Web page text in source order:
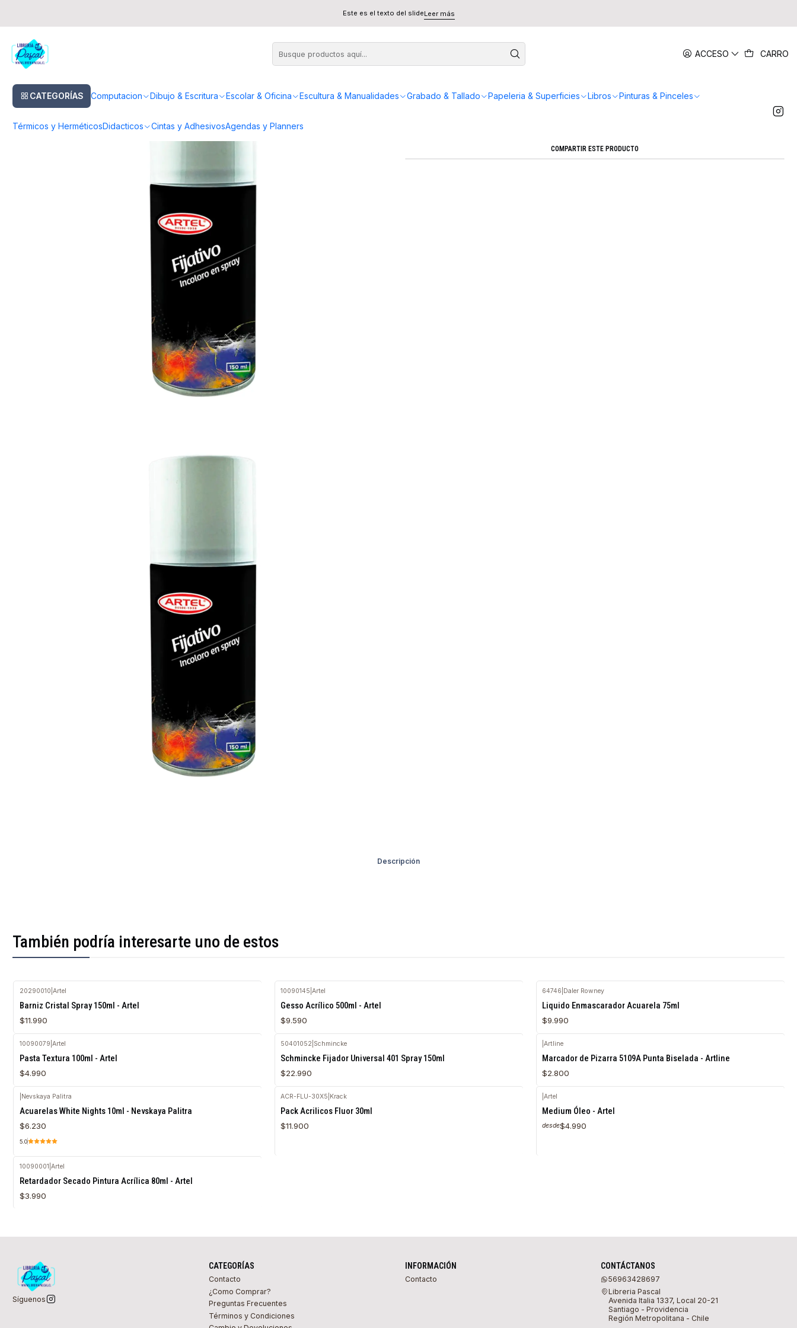
ACCESO CARRO
CATEGORÍAS Computacion Dibujo & Escritura Escolar & Oficina Escultura & Manualidades Grabado & Tallado Papeleria & Superficies Libros Pinturas & Pinceles
Térmicos y HerméticosDidacticos Cintas y AdhesivosAgendas y Planners
Este es el texto del slideLeer más
Fijativo Incoloro Spray 150ml - Artel
Agregar a la lista de favoritos
COMPARTIR ESTE PRODUCTO
Descripción
También podría interesarte uno de estos
20290010 Artel
Barniz Cristal Spray 150ml - Artel
$11.990
10090145 |Artel
Gesso Acrílico 500ml - Artel
$9.590
64746 Daler Rowney
Liquido Enmascarador Acuarela 75ml
$9.990
10090079 Artel
Pasta Textura 100ml - Artel
$4.990
50401052 Schmincke
Schmincke Fijador Universal 401 Spray 150ml
$22.990
|Artline
Marcador de Pizarra 5109A Punta Biselada - Artline
$2.800
Nevskaya Palitra
Acuarelas White Nights 10ml - Nevskaya Palitra
$6.230
5.0
ACR-FLU-30X5 Krack
Pack Acrilicos Fluor 30ml
$11.900
|Artel
Medium Óleo - Artel
desde$4.990
10090001 Artel
Retardador Secado Pintura Acrílica 80ml - Artel
$3.990
Síguenos
CATEGORÍAS
Contacto
¿Como Comprar?
Preguntas Frecuentes
Términos y Condiciones
INFORMACIÓN
Contacto
CONTÁCTANOS
56963428697
Libreria Pascal
Avenida Italia 1337, Local 20-21
Santiago - Providencia
Región Metropolitana - Chile